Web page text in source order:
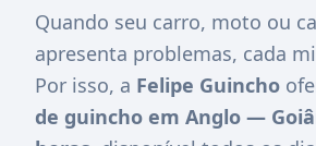
Quando seu carro, moto ou
apresenta problemas, cada
Por isso, a Felipe Guincho
de guincho em Anglo —